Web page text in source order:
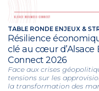
TABLE RONDE ENJEUX &
Résilience
clé au cœur d’Alsace
Connect 2026
Face aux crises
tensions sur les
la transformation des